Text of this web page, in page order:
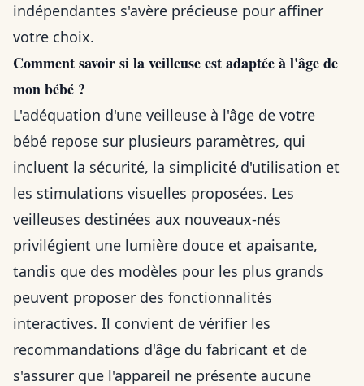
indépendantes s'avère précieuse pour affiner
votre choix.
Comment savoir si la veilleuse est adaptée à l'âge de
mon bébé ?
L'adéquation d'une veilleuse à l'âge de votre
bébé repose sur plusieurs paramètres, qui
incluent la sécurité, la simplicité d'utilisation et
les stimulations visuelles proposées. Les
veilleuses destinées aux nouveaux-nés
privilégient une lumière douce et apaisante,
tandis que des modèles pour les plus grands
peuvent proposer des fonctionnalités
interactives. Il convient de vérifier les
recommandations d'âge du fabricant et de
s'assurer que l'appareil ne présente aucune